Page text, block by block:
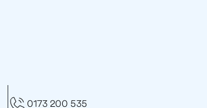
0173 200 535